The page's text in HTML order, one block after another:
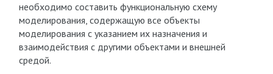
необходимо составить функциональную схему
моделирования, содержащую все объекты
моделирования с указанием их назначения и
взаимодействия с другими объектами и внешней
средой.